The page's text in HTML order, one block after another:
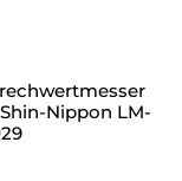
Nippon LM-